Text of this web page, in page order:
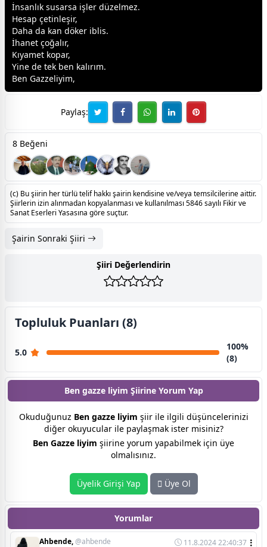
İnsanlık susarsa işler düzelmez.
Hesap çetinleşir,
Daha da kan döker iblis.
İhanet çoğalır,
Kıyamet kopar,
Yine de tek ben kalırım.
Ben Gazzeliyim,
Paylaş:
8 Beğeni
(c) Bu şiirin her türlü telif hakkı şairin kendisine ve/veya temsilcilerine aittir.
Şiirlerin izin alınmadan kopyalanması ve kullanılması 5846 sayılı Fikir ve
Sanat Eserleri Yasasına göre suçtur.
Şairin Sonraki Şiiri
Şiiri Değerlendirin
Topluluk Puanları (8)
5.0
100%
(8)
Ben gazze liyim Şiirine Yorum Yap
Okuduğunuz Ben gazze liyim şiir ile ilgili düşüncelerinizi
diğer okuyucular ile paylaşmak ister misiniz?
Ben Gazze liyim şiirine yorum yapabilmek için üye
olmalısınız.
Üyelik Girişi Yap Üye Ol
Yorumlar
Ahbende,@ahbende 11.8.2024 22:40:37